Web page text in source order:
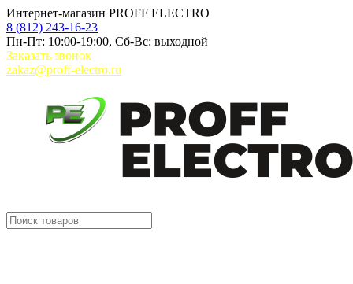
Интернет-магазин PROFF ELECTRO
8 (812) 243-16-23
Пн-Пт: 10:00-19:00, Сб-Вс: выходной
Заказать звонок
zakaz@proff-electro.ru